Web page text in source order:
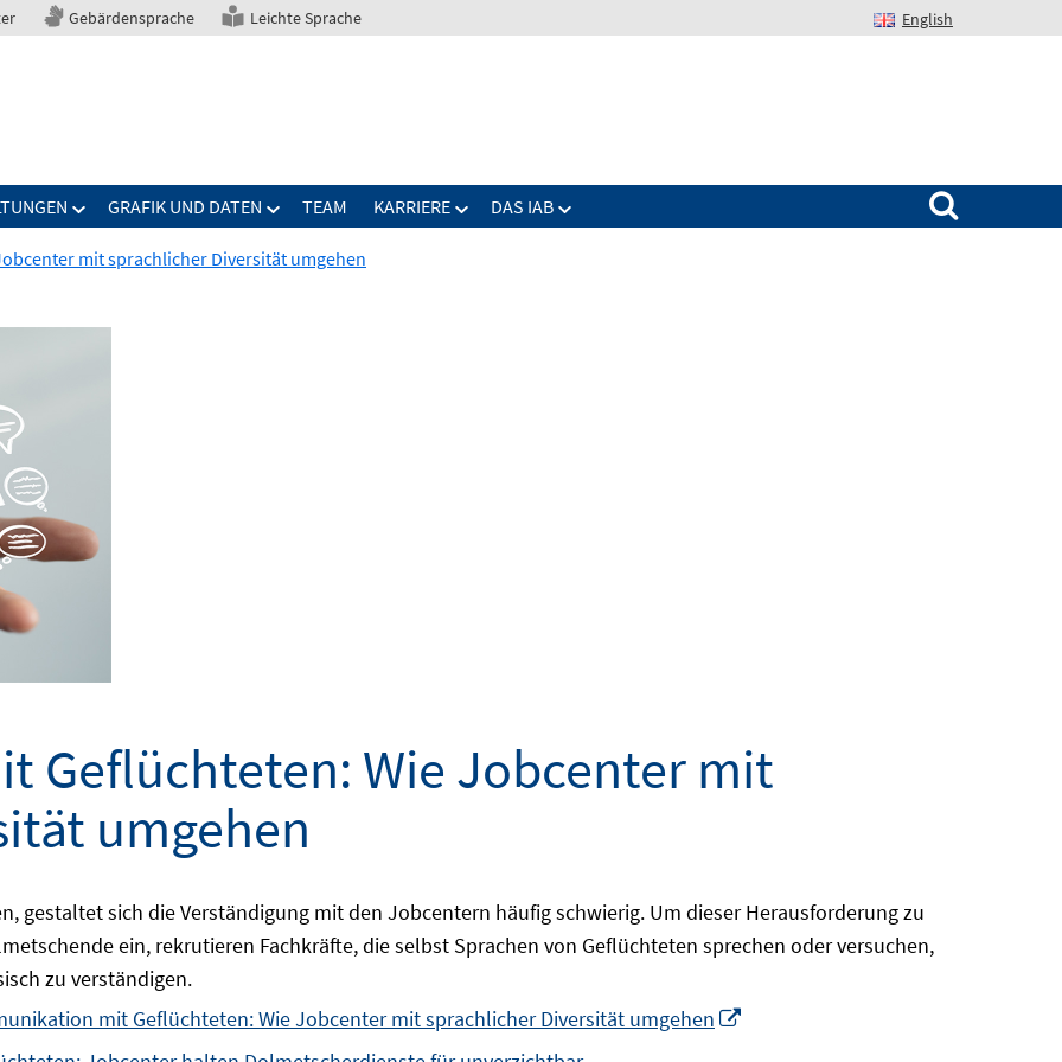
Gebärdensprache Leichte Sprache English
GRAFIK UND DATEN TEAM KARRIERE DAS IAB
Suchen nach:
mit sprachlicher Diversität umgehen
Geflüchteten: Wie Jobcenter mit
umgehen
gestaltet sich die Verständigung mit den Jobcentern häufig schwierig. Um dieser Herausforderung zu
ein, rekrutieren Fachkräfte, die selbst Sprachen von Geflüchteten sprechen oder versuchen,
zu verständigen.
mit Geflüchteten: Wie Jobcenter mit sprachlicher Diversität umgehen